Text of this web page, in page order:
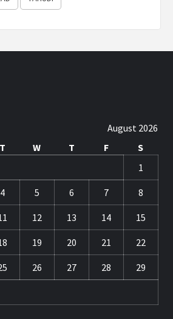
August 2026
T W T F
S
1
4 5 6 7 8
12 13 14 15
19 20 21 22
26 27 28 29